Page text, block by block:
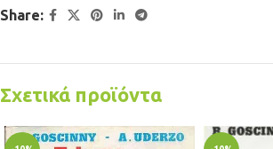
Share:
Σχετικά προϊόντα